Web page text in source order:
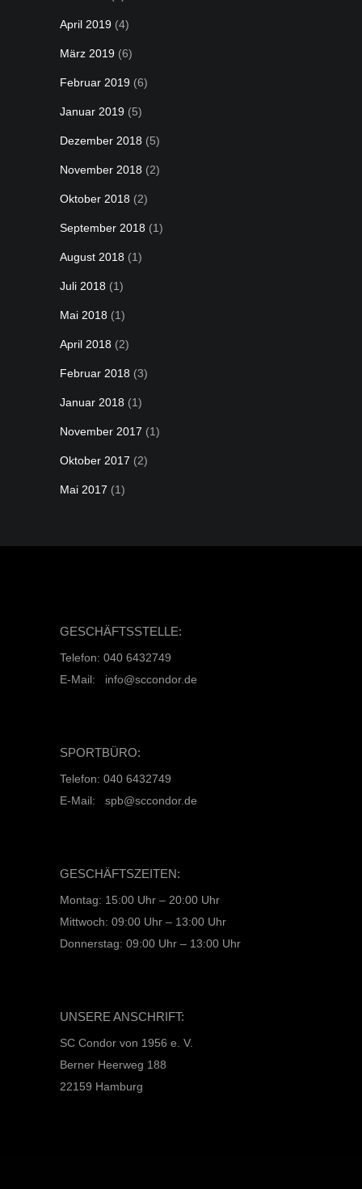
April 2019 (4)
März 2019 (6)
Februar 2019 (6)
Januar 2019 (5)
Dezember 2018 (5)
November 2018 (2)
Oktober 2018 (2)
September 2018 (1)
August 2018 (1)
Juli 2018 (1)
Mai 2018 (1)
April 2018 (2)
Februar 2018 (3)
Januar 2018 (1)
November 2017 (1)
Oktober 2017 (2)
Mai 2017 (1)
GESCHÄFTSSTELLE:
Telefon: 040 6432749
E-Mail: info@sccondor.de
SPORTBÜRO:
Telefon: 040 6432749
E-Mail: spb@sccondor.de
GESCHÄFTSZEITEN:
Montag: 15:00 Uhr – 20:00 Uhr
Mittwoch: 09:00 Uhr – 13:00 Uhr
Donnerstag: 09:00 Uhr – 13:00 Uhr
UNSERE ANSCHRIFT:
SC Condor von 1956 e. V.
Berner Heerweg 188
22159 Hamburg